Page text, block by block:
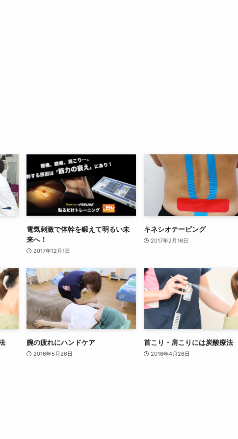
電気刺激で体幹を鍛えて明るい未
来へ！
2017年12月1日
キネシオテーピング
2017年2月16日
腕の疲れにハンドケア
2016年5月26日
首こり・肩こりには炭酸療法
2016年4月26日